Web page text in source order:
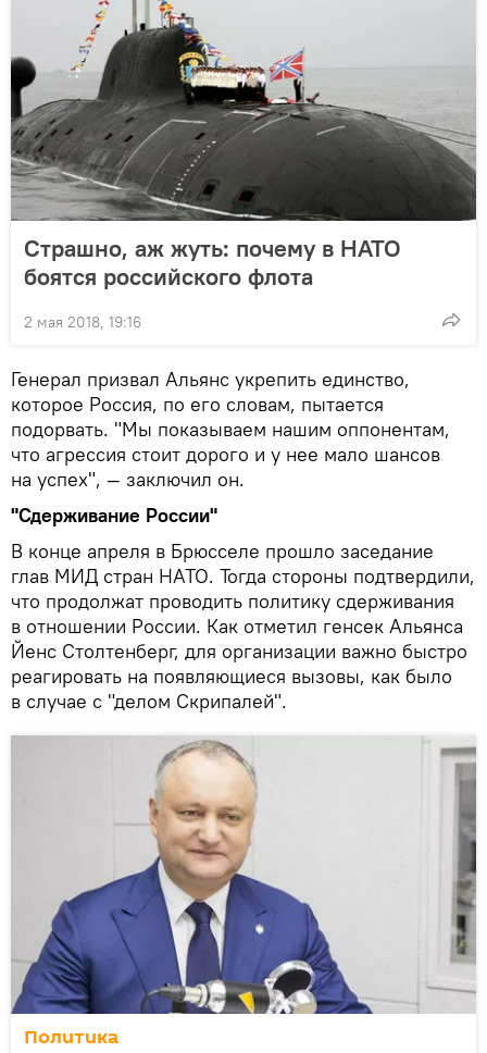
Страшно, аж жуть: почему в НАТО
боятся российского флота
2 мая 2018, 19:16
Генерал призвал Альянс укрепить единство,
которое Россия, по его словам, пытается
подорвать. "Мы показываем нашим оппонентам,
что агрессия стоит дорого и у нее мало шансов
на успех", — заключил он.
"Сдерживание России"
В конце апреля в Брюсселе прошло заседание
глав МИД стран НАТО. Тогда стороны подтвердили,
что продолжат проводить политику сдерживания
в отношении России. Как отметил генсек Альянса
Йенс Столтенберг, для организации важно быстро
реагировать на появляющиеся вызовы, как было
в случае с "делом Скрипалей".
Политика